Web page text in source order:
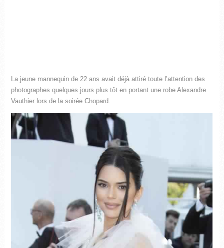
La jeune mannequin de 22 ans avait déjà attiré toute l’attention des
photographes quelques jours plus tôt en portant une robe Alexandre
Vauthier lors de la soirée Chopard.